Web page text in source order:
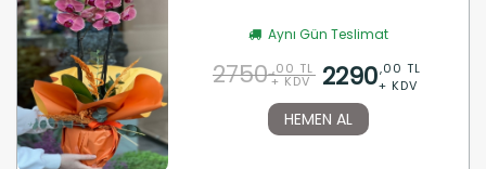
Aynı Gün Teslimat
2750 ,00 TL
+ KDV 2290,00 TL
+ KDV
HEMEN AL